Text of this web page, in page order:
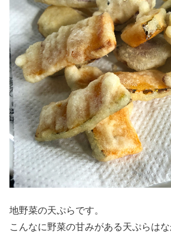
地野菜の天ぷらです。
こんなに野菜の甘みがある天ぷらは